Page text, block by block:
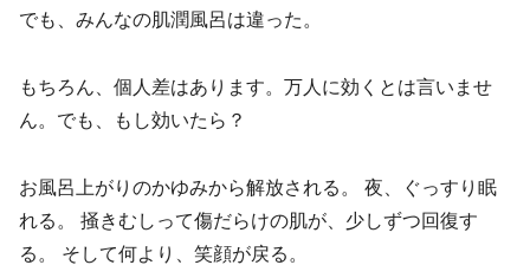
でも、みんなの肌潤風呂は違った。
もちろん、個人差はあります。万人に効くとは言いませ
ん。でも、もし効いたら？
お風呂上がりのかゆみから解放される。 夜、ぐっすり眠
れる。 掻きむしって傷だらけの肌が、少しずつ回復す
る。 そして何より、笑顔が戻る。